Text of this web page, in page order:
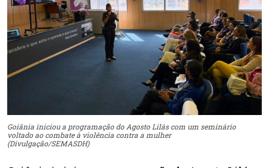
Goiânia iniciou a programação do Agosto Lilás com um seminário
voltado ao combate à violência contra a mulher
(Divulgação/SEMASDH)